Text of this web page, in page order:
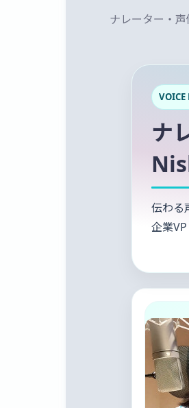
ナレーター・
VOICE
ナ
伝わる
企業